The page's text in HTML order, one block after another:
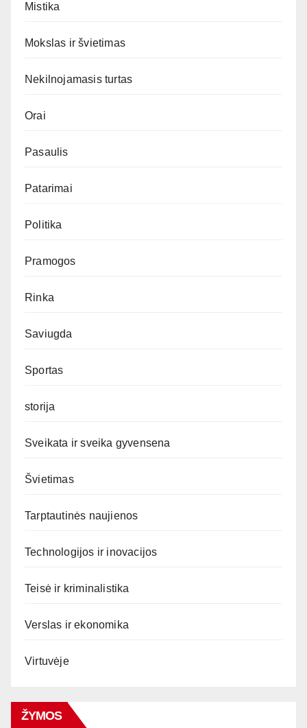
Mistika
Mokslas ir švietimas
Nekilnojamasis turtas
Orai
Pasaulis
Patarimai
Politika
Pramogos
Rinka
Saviugda
Sportas
storija
Sveikata ir sveika gyvensena
Švietimas
Tarptautinės naujienos
Technologijos ir inovacijos
Teisė ir kriminalistika
Verslas ir ekonomika
Virtuvėje
ŽYMOS